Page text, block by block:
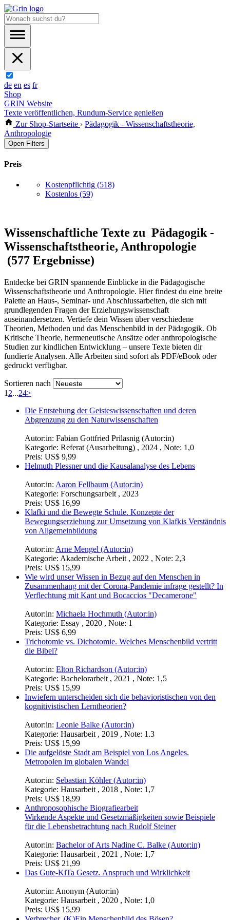
de en es fr
Shop
GRIN Website
Texte veröffentlichen, Rundum-Service genießen
Zur Shop-Startseite › Pädagogik - Wissenschaftstheorie,
Anthropologie
Open Filters
Preis
Kostenpflichtig (518)
Kostenlos (59)
Wissenschaftliche Texte zu Pädagogik -
Wissenschaftstheorie, Anthropologie
(577 Ergebnisse)
Entdecke bei GRIN spannende Einblicke in die Pädagogische
Wissenschaftstheorie und Anthropologie. Hier findest du eine breite
Palette an Haus-, Seminar- und Abschlussarbeiten, die sich mit
grundlegenden Fragen der Erziehungswissenschaft
auseinandersetzen. Vertiefe dein Wissen über verschiedene
Theorien, Methoden und das Menschenbild in der Pädagogik. Ob
Kritische Theorie, hermeneutische Ansätze oder anthropologische
Studien zur kindlichen Entwicklung – unsere Texte bieten dir
fundierte Analysen. Alle Arbeiten sind sofort als PDF/eBook oder
gedruckt verfügbar.
Sortieren nach
1 2...24>
Die Entstehung der Geisteswissenschaften und deren
Abgrenzung zu den Naturwissenschaften
Autor:in: Fabian Gottfried Prilasnig (Autor:in)
Kategorie: Referat (Ausarbeitung) , 2024 , Note: 1,0
Preis: US$ 9,99
Helmuth Plessner und die Kausalanalyse des Lebens
Autor:in: Aaron Fellbaum (Autor:in)
Kategorie: Forschungsarbeit , 2023
Preis: US$ 16,99
Klafki und die Bewegte Schule. Konzepte der
Bewegungserziehung zur Umsetzung von Klafkis Verständnis
von Allgemeinbildung
Autor:in: Arne Mengel (Autor:in)
Kategorie: Akademische Arbeit , 2022 , Note: 2,3
Preis: US$ 15,99
Wie wird unser Wissen in Bezug auf den Menschen in
Zusammenhang mit der Corona-Pandemie infrage gestellt? In
Verflechtung mit Kant und Bocaccios "Decamerone"
Autor:in: Michaela Hochmuth (Autor:in)
Kategorie: Essay , 2020 , Note: 1
Preis: US$ 6,99
Trichotomie vs. Dichotomie. Welches Menschenbild vertritt
die Bibel?
Autor:in: Elton Richardson (Autor:in)
Kategorie: Bachelorarbeit , 2021 , Note: 1,5
Preis: US$ 15,99
Inwiefern unterscheiden sich die behavioristischen von den
kognitivistischen Lerntheorien?
Autor:in: Leonie Balke (Autor:in)
Kategorie: Hausarbeit , 2019 , Note: 1.3
Preis: US$ 15,99
Die aufgelöste Stadt am Beispiel von Los Angeles.
Metropolen im globalen Wandel
Autor:in: Sebastian Köhler (Autor:in)
Kategorie: Hausarbeit , 2018 , Note: 1,7
Preis: US$ 18,99
Anthroposophische Biografiearbeit
Wirkende Aspekte und Gesetzmäßigkeiten sowie Beispiele
für die Lebensbetrachtung nach Rudolf Steiner
Autor:in: Bachelor of Arts Nadine C. Balke (Autor:in)
Kategorie: Hausarbeit , 2021 , Note: 1,7
Preis: US$ 21,99
Das Gute-KiTa Gesetz. Anspruch und Wirklichkeit
Autor:in: Anonym (Autor:in)
Kategorie: Hausarbeit , 2020 , Note: 1,0
Preis: US$ 15,99